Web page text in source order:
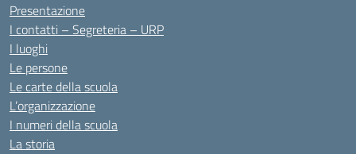
Presentazione
I contatti – Segreteria – URP
I luoghi
Le persone
Le carte della scuola
L’organizzazione
I numeri della scuola
La storia